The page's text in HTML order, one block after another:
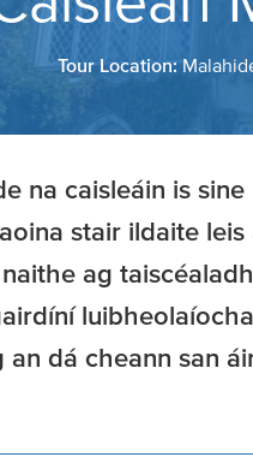
Tour Location:
na caisleáin is sine
stair ildaite leis
ag
dá cheann san